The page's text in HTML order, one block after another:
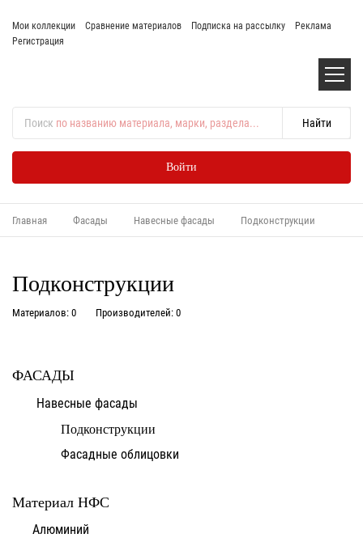
Мои коллекции Сравнение материалов Подписка на рассылку
Реклама
Регистрация
Поиск по названию материала, марки, раздела...
Войти
Главная Фасады Навесные фасады Подконструкции
Подконструкции
Материалов: 0 Производителей: 0
ФАСАДЫ
Навесные фасады
Подконструкции
Фасадные облицовки
Материал НФС
Алюминий